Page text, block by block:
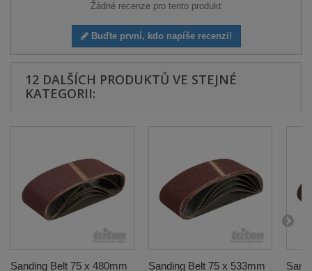
Žádné recenze pro tento produkt
Buďte první, kdo napíše recenzi!
12 DALŠÍCH PRODUKTŮ VE STEJNÉ
KATEGORII:
Sanding Belt 75 x 480mm
Sanding Belt 75 x 533mm